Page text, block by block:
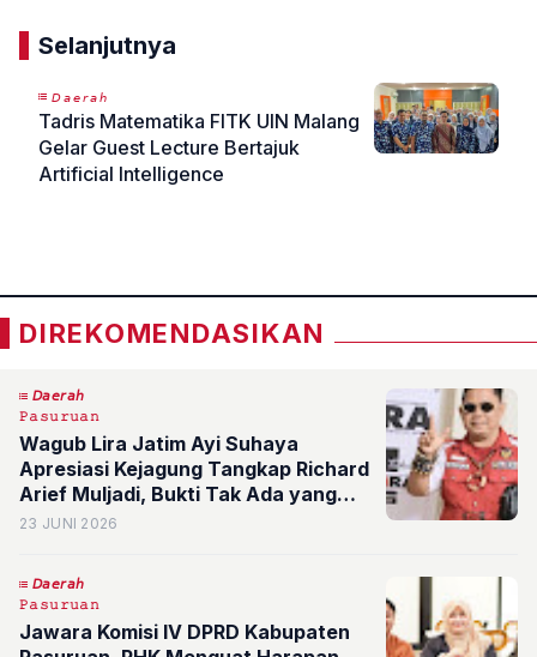
Selanjutnya
𝘋𝘢𝘦𝘳𝘢𝘩
Tadris Matematika FITK UIN Malang
Gelar Guest Lecture Bertajuk
Artificial Intelligence
DIREKOMENDASIKAN
𝘋𝘢𝘦𝘳𝘢𝘩
𝙿𝚊𝚜𝚞𝚛𝚞𝚊𝚗
Wagub Lira Jatim Ayi Suhaya
Apresiasi Kejagung Tangkap Richard
Arief Muljadi, Bukti Tak Ada yang
Kebal Hukum
23 JUNI 2026
𝘋𝘢𝘦𝘳𝘢𝘩
𝙿𝚊𝚜𝚞𝚛𝚞𝚊𝚗
Jawara Komisi IV DPRD Kabupaten